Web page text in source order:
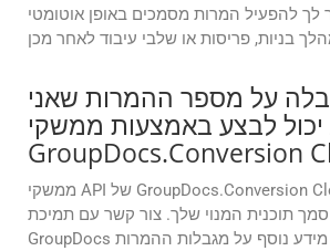
להפעיל המרות מסמכים באופן אוטומטי
על מספר ההמרות שאני
יכול לבצע באמצעות ממשקי API של
GroupDocs.Conversion
ממשקי API של GroupDocs.Conversion Cloud מציעים מגבלות
תוכנית המנוי שלך. צור קשר עם תמיכת